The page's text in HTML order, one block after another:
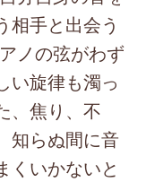
相手と出会う
ノの弦がわず
い旋律も濁っ
、焦り、不
知らぬ間に音
くいかないと